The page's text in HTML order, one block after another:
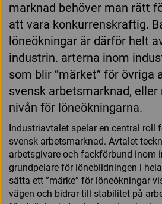
marknad behöver man rätt
att vara konkurrenskraftig.
löneökningar är därför helt
industrin. arterna inom
som blir ”märket” för övriga
svensk arbetsmarknad, eller
nivån för löneökningarna.
Industriavtalet spelar en central roll
svensk arbetsmarknad. Avtalet
arbetsgivare och fackförbund inom
grundpelare för lönebildningen i
sätta ett ”märke” för löneökningar
vägen och bidrar till stabilitet på